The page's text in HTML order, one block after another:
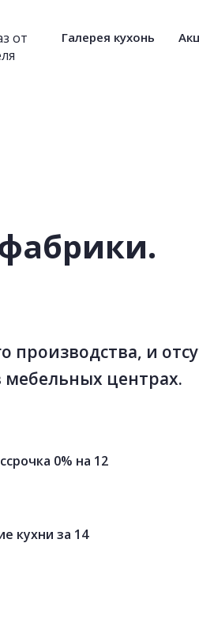
от
Галерея кухонь
производства, и
центрах.
0% на 12
кухни за 14